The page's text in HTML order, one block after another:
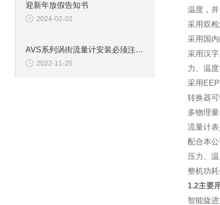
迎新年放假告知书
2024-02-02
AVS系列涡街流量计安装必须注意事项
2022-11-25
温度，
采用双
采用国
采用汉
力、温
采用
转换器
多物理
流量计
配合本
压力、
整机功
1.2主要
智能旋